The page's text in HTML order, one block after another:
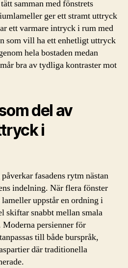
samman med fönstrets
ger ett stramt uttryck
ett varmare intryck i rum med
som vill ha ett enhetligt uttryck
hela bostaden medan
bra av tydliga kontraster mot
del av
i
påverkar fasadens rytm nästan
indelning. När flera fönster
uppstår en ordning i
skiftar snabbt mellan smala
Moderna persienner för
till både burspråk,
där traditionella